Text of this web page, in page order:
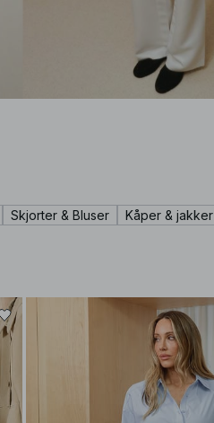
Skjorter & Bluser Kåper & jakker